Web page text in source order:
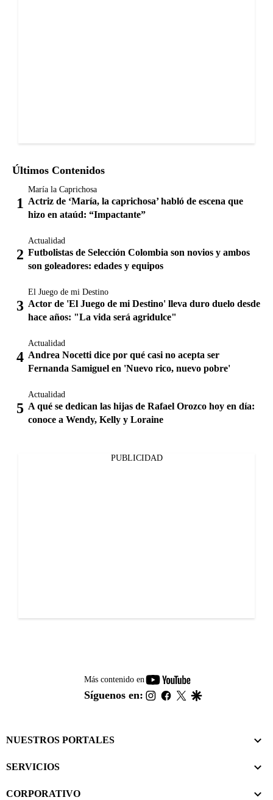
Últimos Contenidos
María la Caprichosa
Actriz de ‘María, la caprichosa’ habló de escena que
hizo en ataúd: “Impactante”
Actualidad
Futbolistas de Selección Colombia son novios y ambos
son goleadores: edades y equipos
El Juego de mi Destino
Actor de 'El Juego de mi Destino' lleva duro duelo desde
hace años: "La vida será agridulce"
Actualidad
Andrea Nocetti dice por qué casi no acepta ser
Fernanda Samiguel en 'Nuevo rico, nuevo pobre'
Actualidad
A qué se dedican las hijas de Rafael Orozco hoy en día:
conoce a Wendy, Kelly y Loraine
PUBLICIDAD
Más contenido en
youtube-
footer
Síguenos en: instagram
facebook
twitter
NUESTROS PORTALES
SERVICIOS
CORPORATIVO